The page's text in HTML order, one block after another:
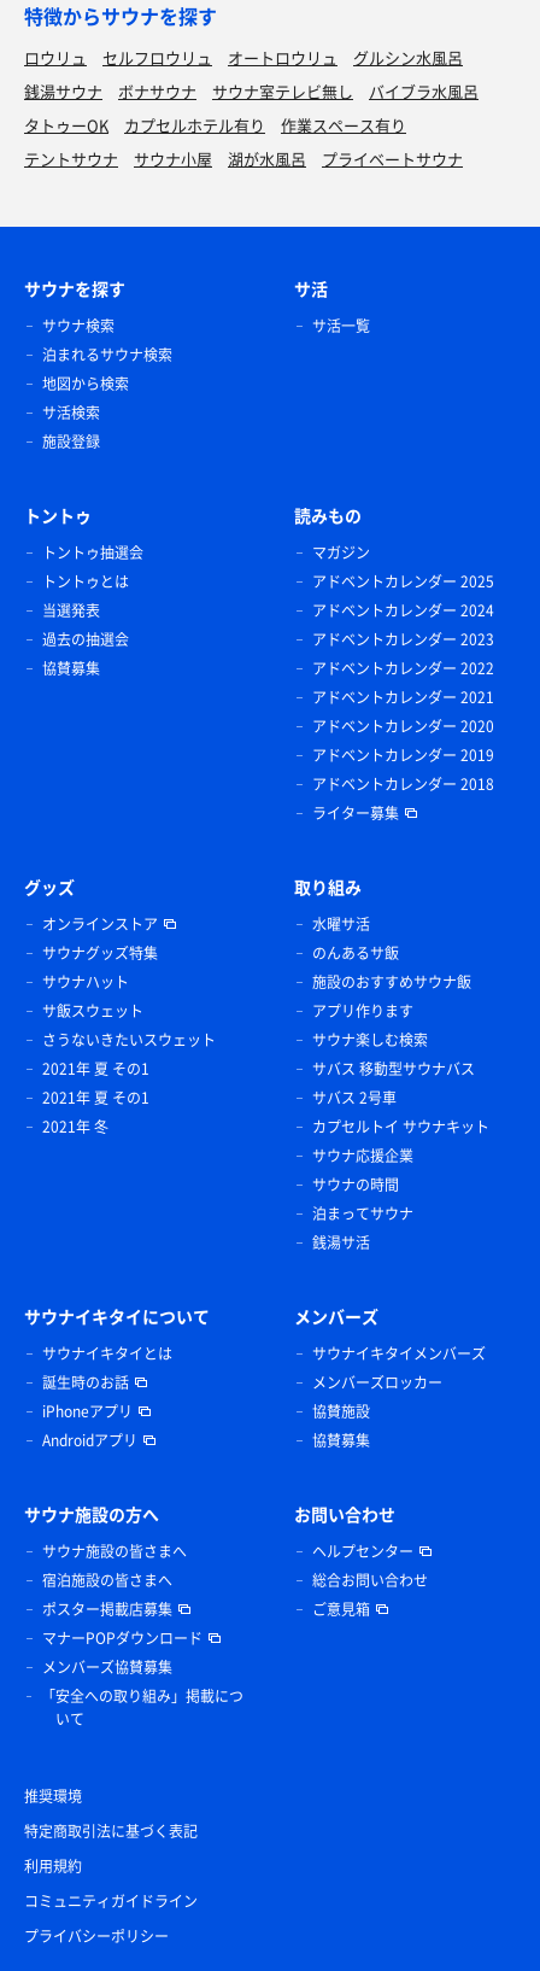
特徴からサウナを探す
ロウリュ セルフロウリュ オートロウリュ
グルシン水風呂
銭湯サウナ
ボナサウナ サウナ室テレビ無し
バイブラ水風呂
タトゥーOK
カプセルホテル有り
作業スペース有り
テントサウナ
サウナ小屋 湖が水風呂 プライベートサウナ
サウナを探す
サウナ検索
泊まれるサウナ検索
地図から検索
サ活検索
施設登録
サ活
サ活一覧
トントゥ
トントゥ抽選会
トントゥとは
当選発表
過去の抽選会
協賛募集
読みもの
マガジン
アドベントカレンダー 2025
アドベントカレンダー 2024
アドベントカレンダー 2023
アドベントカレンダー 2022
アドベントカレンダー 2021
アドベントカレンダー 2020
アドベントカレンダー 2019
アドベントカレンダー 2018
ライター募集
グッズ
オンラインストア
サウナグッズ特集
サウナハット
サ飯スウェット
さうないきたいスウェット
2021年 夏 その1
2021年 夏 その1
2021年 冬
取り組み
水曜サ活
のんあるサ飯
施設のおすすめサウナ飯
アプリ作ります
サウナ楽しむ検索
サバス 移動型サウナバス
サバス 2号車
カプセルトイ サウナキット
サウナ応援企業
サウナの時間
泊まってサウナ
銭湯サ活
サウナイキタイについて
サウナイキタイとは
誕生時のお話
iPhoneアプリ
Androidアプリ
メンバーズ
サウナイキタイメンバーズ
メンバーズロッカー
協賛施設
協賛募集
サウナ施設の方へ
サウナ施設の皆さまへ
宿泊施設の皆さまへ
ポスター掲載店募集
マナーPOPダウンロード
メンバーズ協賛募集
「安全への取り組み」掲載につ
いて
お問い合わせ
ヘルプセンター
総合お問い合わせ
ご意見箱
推奨環境
特定商取引法に基づく表記
利用規約
コミュニティガイドライン
プライバシーポリシー